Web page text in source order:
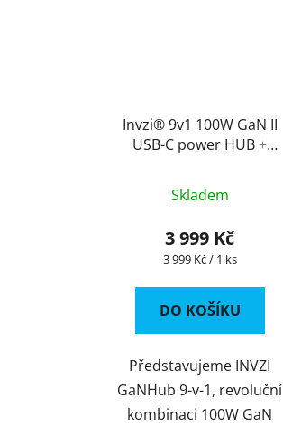
Invzi® 9v1 100W GaN II
USB-C power HUB+
2M prodlužovací kabel
+ USB-C kabel
Skladem
3 999 Kč
Měrná
3 999 Kč / 1 ks
DO KOŠÍKU
Představujeme INVZI
GaNHub 9-v-1, revoluční
kombinaci 100W GaN